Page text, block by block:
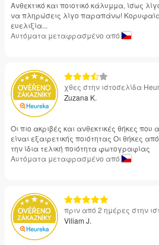
Ανθεκτικό και ποιοτικό κάλυμμα, ίσως
να πληρώσεις λίγο παραπάνω! Κορυφαία
ευελιξία...
Αυτόματα μεταφρασμένο από
χθες στην ιστοσελίδα
Zuzana K.
Οι πιο ακριβές και ανθεκτικές θήκες
είναι εξαιρετικής ποιότητας Οι θήκες
την ίδια τελική ποιότητα φωτογραφίας
Αυτόματα μεταφρασμένο από
πριν από 2 ημέρες στην
Viliam J.